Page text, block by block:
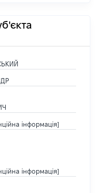
інформація]
інформація]